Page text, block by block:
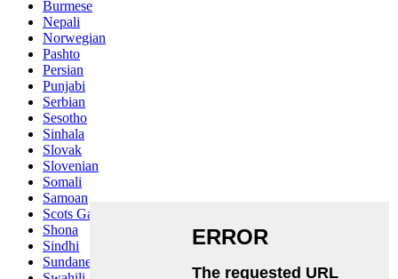
Burmese
Nepali
Norwegian
Pashto
Persian
Punjabi
Serbian
Sesotho
Sinhala
Slovak
Slovenian
Somali
Samoan
Scots Gaelic
Shona
Sindhi
Sundanese